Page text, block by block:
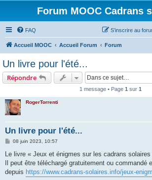
Forum MOOC Cadrans
FAQ S’inscrire au
Accueil MOOC Accueil Forum Forum
Un livre pour l'été...
Répondre
1 message • Page 1 sur 1
RogerTorrenti
Un livre pour l'été...
M
s
a
g
e
08 juin 2023, 10:57
Le livre « Jeux et énigmes sur les cadrans
Il peut être téléchargé gratuitement ou commandé
depuis https://www.cadrans-solaires.info/jeux-